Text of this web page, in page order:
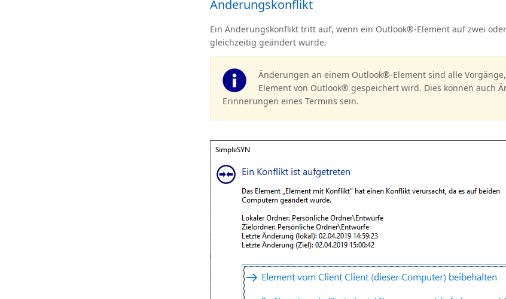
Änderungskonflikt
Ein Änderungskonflikt tritt auf, wenn ein Outlook®-Element auf zwei
gleichzeitig geändert wurde.
Änderungen an einem Outlook®-Element sind alle
Element von Outlook® gespeichert wird. Dies können auch
Erinnerungen eines Termins sein.